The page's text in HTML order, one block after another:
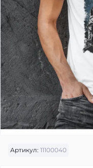
Артикул: 11100040